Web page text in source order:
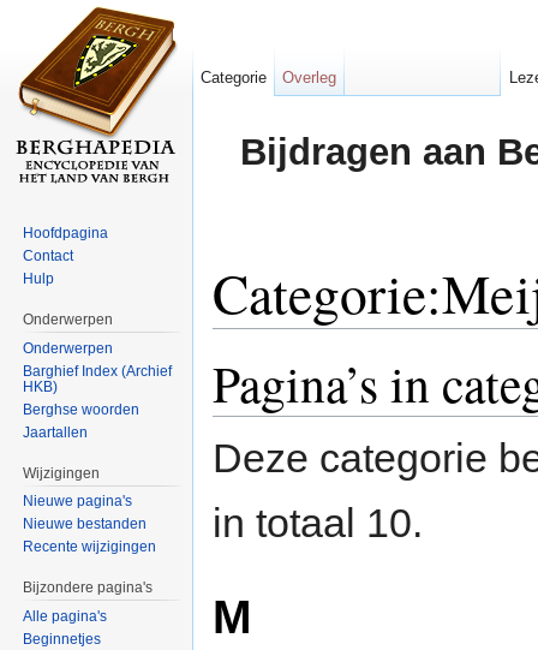
Bijdragen aan
Pagina’s in
Deze categorie
in totaal 10.
M
Categorie Overleg
Hoofdpagina
Contact
Hulp
Onderwerpen
Onderwerpen
Barghief Index (Archief
HKB)
Berghse woorden
Jaartallen
Wijzigingen
Nieuwe pagina's
Nieuwe bestanden
Recente wijzigingen
Bijzondere pagina's
Alle pagina's
Beginnetjes